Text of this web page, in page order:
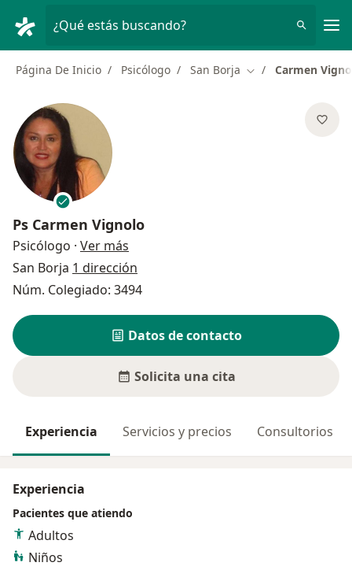
¿Qué estás buscando?
Página De Inicio Psicólogo San Borja Cambiar de ciudad
Carmen
Ps Carmen Vignolo
Psicólogo · Ver más
San Borja 1 dirección
Núm. Colegiado: 3494
Datos de contacto
Solicita una cita
Experiencia Servicios y precios Consultorios
Experiencia
Pacientes que atiendo
Adultos
Niños